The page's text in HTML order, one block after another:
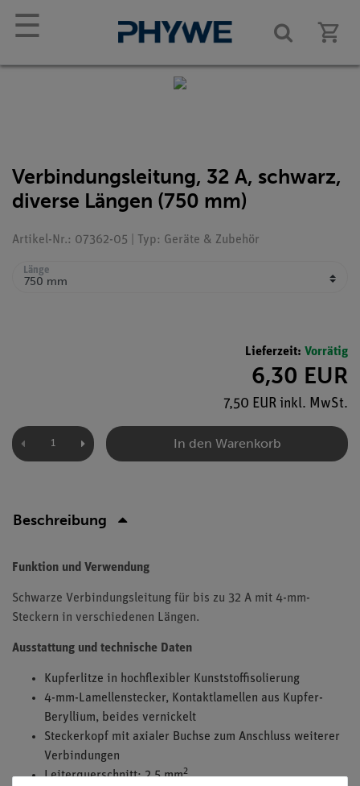
☰
Verbindungsleitung, 32 A, schwarz,
diverse Längen (750 mm)
Artikel-Nr.: 07362-05 | Typ: Geräte & Zubehör
Länge
Lieferzeit: Vorrätig
6,30 EUR
7,50 EUR inkl. MwSt.
In den Warenkorb
Beschreibung
Funktion und Verwendung
Schwarze Verbindungsleitung für bis zu 32 A mit 4-mm-
Steckern in verschiedenen Längen.
Ausstattung und technische Daten
Kupferlitze in hochflexibler Kunststoffisolierung
4-mm-Lamellenstecker, Kontaktlamellen aus Kupfer-
Beryllium, beides vernickelt
Steckerkopf mit axialer Buchse zum Anschluss weiterer
Verbindungen
Leiterquerschnitt: 2,5 mm2